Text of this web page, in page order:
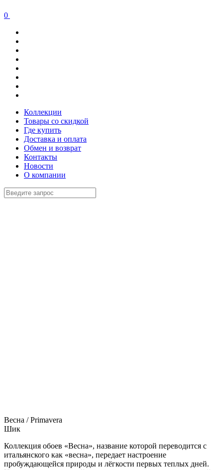
0
Коллекции
Товары со скидкой
Где купить
Доставка и оплата
Обмен и возврат
Контакты
Новости
О компании
Весна / Primavera
Шик
Коллекция обоев «Весна», название которой переводится с
итальянского как «весна», передает настроение
пробуждающейся природы и лёгкости первых теплых дней.